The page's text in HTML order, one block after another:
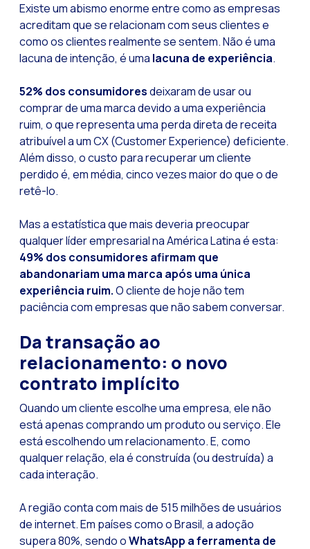
O ecossistema de
Setor financeiro:
Gerando maior
Comércio
Banca 4.0: A
Transformando
Como digitalizar
Leads na mira da
Como melhorar a
Maximize suas
Inovando a
Recuperação de
Existe um abismo enorme entre como as empresas
acreditam que se relacionam com seus clientes e
como os clientes realmente se sentem. Não é uma
lacuna de intenção, é uma lacuna de experiência.
52% dos consumidoresdeixaram de usar ou
comprar de uma marca devido a uma experiência
ruim, o que representa uma perda direta de receita
atribuível a um CX (Customer Experience) deficiente.
Além disso, o custo para recuperar um cliente
perdido é, em média, cinco vezes maior do que o de
retê-lo.
Mas a estatística que mais deveria preocupar
qualquer líder empresarial na América Latina é esta:
49% dos consumidores afirmam que
abandonariam uma marca após uma única
experiência ruim.O cliente de hoje não tem
paciência com empresas que não sabem conversar.
Da transação ao
relacionamento: o novo
contrato implícito
Quando um cliente escolhe uma empresa, ele não
está apenas comprando um produto ou serviço. Ele
está escolhendo um relacionamento. E, como
qualquer relação, ela é construída (ou destruída) a
cada interação.
A região conta com mais de 515 milhões de usuários
de internet. Em países como o Brasil, a adoção
supera 80%, sendo oWhatsApp a ferramenta de